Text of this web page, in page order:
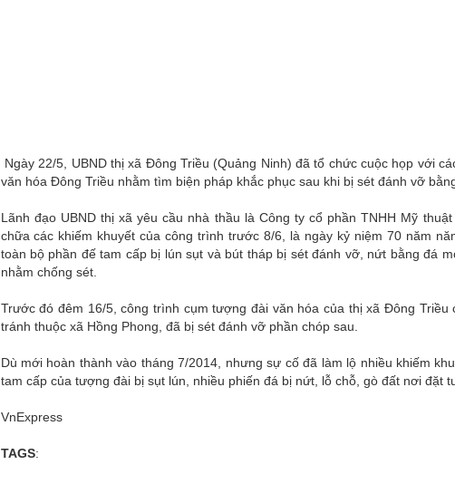
Ngày 22/5, UBND thị xã Đông Triều (Quảng Ninh) đã tổ chức cuộc họp với
văn hóa Đông Triều nhằm tìm biện pháp khắc phục sau khi bị sét đánh vỡ
Lãnh đạo UBND thị xã yêu cầu nhà thầu là Công ty cổ phần TNHH Mỹ
chữa các khiếm khuyết của công trình trước 8/6, là ngày kỷ niệm 70 năm
toàn bộ phần đế tam cấp bị lún sụt và bút tháp bị sét đánh vỡ, nứt bằng đá
nhằm chống sét.
Trước đó đêm 16/5, công trình cụm tượng đài văn hóa của thị xã Đông
tránh thuộc xã Hồng Phong, đã bị sét đánh vỡ phần chóp sau.
Dù mới hoàn thành vào tháng 7/2014, nhưng sự cố đã làm lộ nhiều khiếm
tam cấp của tượng đài bị sụt lún, nhiều phiến đá bị nứt, lỗ chỗ, gò đất nơi đặt
VnExpress
TAGS: